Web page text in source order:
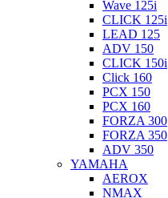
Wave 125i
CLICK 125i
LEAD 125
ADV 150
CLICK 150i
Click 160
PCX 150
PCX 160
FORZA 300
FORZA 350
ADV 350
YAMAHA
AEROX
NMAX